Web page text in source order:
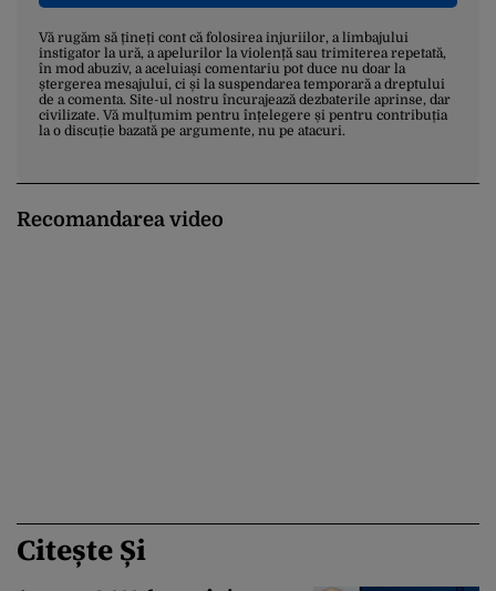
Vă rugăm să țineți cont că folosirea injuriilor, a limbajului
instigator la ură, a apelurilor la violență sau trimiterea repetată,
în mod abuziv, a aceluiași comentariu pot duce nu doar la
ștergerea mesajului, ci și la suspendarea temporară a dreptului
de a comenta. Site-ul nostru încurajează dezbaterile aprinse, dar
civilizate. Vă mulțumim pentru înțelegere și pentru contribuția
la o discuție bazată pe argumente, nu pe atacuri.
Recomandarea video
Citește Și